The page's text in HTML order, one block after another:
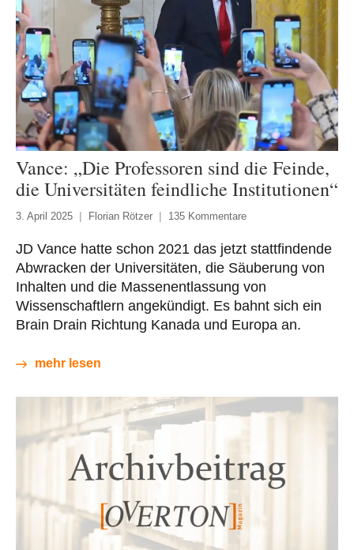
Vance: „Die Professoren sind die Feinde,
die Universitäten feindliche Institutionen“
3. April 2025 Florian Rötzer 135 Kommentare
JD Vance hatte schon 2021 das jetzt stattfindende
Abwracken der Universitäten, die Säuberung von
Inhalten und die Massenentlassung von
Wissenschaftlern angekündigt. Es bahnt sich ein
Brain Drain Richtung Kanada und Europa an.
mehr lesen